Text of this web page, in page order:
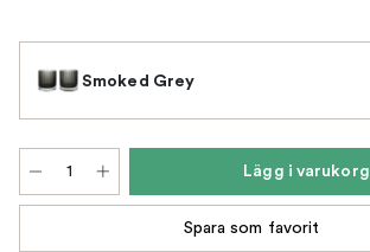
Smoked Grey
Lägg i varukorg
Spara som favorit